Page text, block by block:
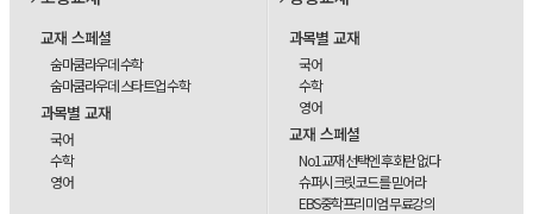
교재 스페셜
숨마쿰라우데 수학
숨마쿰라우데 스타트업 수학
과목별 교재
국어
수학
영어
과목별 교재
국어
수학
영어
교재 스페셜
No1교재 선택엔 후회란 없다
슈퍼시크릿코드를 믿어라
EBS중학프리미엄 무료강의